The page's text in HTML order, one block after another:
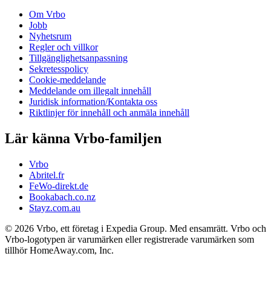
Om Vrbo
Jobb
Nyhetsrum
Regler och villkor
Tillgänglighetsanpassning
Sekretesspolicy
Cookie-meddelande
Meddelande om illegalt innehåll
Juridisk information/Kontakta oss
Riktlinjer för innehåll och anmäla innehåll
Lär känna Vrbo-familjen
Vrbo
Abritel.fr
FeWo-direkt.de
Bookabach.co.nz
Stayz.com.au
© 2026 Vrbo, ett företag i Expedia Group. Med ensamrätt. Vrbo och
Vrbo-logotypen är varumärken eller registrerade varumärken som
tillhör HomeAway.com, Inc.